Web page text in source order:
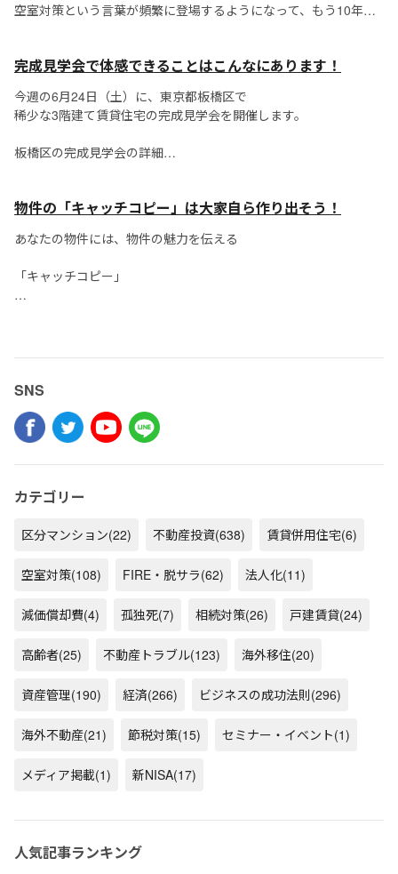
空室対策という言葉が頻繁に登場するようになって、もう10年以
空室対策として、募集図面、周辺地図、POP、物件写真撮影方
くのノウハウで溢れかえっ...
完成見学会で体感できることはこんなにあります！
今週の6月24日（土）に、東京都板橋区で
稀少な3階建て賃貸住宅の完成見学会を開催します。
板橋区の完成見学会の詳細
「美モダン3階建て賃貸住宅」で...
物件の「キャッ​チコピー」は大家自ら作り出そう！
あなたの物件には、物件の魅力を伝える
「キャッチコピー」
・ 駅から徒歩3分！通勤通学もラックラク♪
・ 庭付き戸建賃貸！ガーデニングをお楽しみ下さい
な...
SNS
カテゴリー
区分マンション(22) 不動産投資(638) 賃貸併用住宅(6)
空室対策(108) FIRE・脱サラ(62) 法人化(11)
減価償却費(4) 孤独死(7) 相続対策(26) 戸建賃貸(24)
高齢者(25) 不動産トラブル(123) 海外移住(20)
資産管理(190) 経済(266) ビジネスの成功法則(296)
海外不動産(21) 節税対策(15) セミナー・イベント(1)
メディア掲載(1) 新NISA(17)
人気記事ランキング